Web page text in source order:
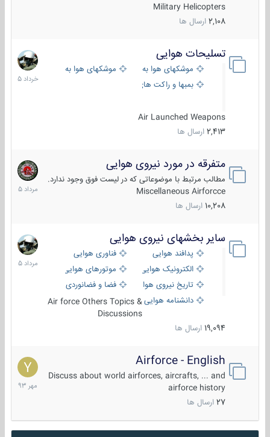
Military Helicopters
2,108 ارسال ها
تسلیحات هوایی
موشکهای هوا به هوا
موشکهای هوا به سطح
بمبها و راکت های هوایی
Air Launched Weapons
2,413 ارسال ها
30
خرداد
1405
متفرقه در مورد نیروی هوایی
مطالب مرتبط با موضوعاتی که در لیست فوق وجود ندارد.
Miscellaneous Airforcce
10,208 ارسال ها
7
مرداد
1405
سایر بخشهای نیروی هوایی
پدافند هوایی
فناوری هوایی
الکترونیک هوایی
موتورهای هوایی
تاریخ نیروی هوایی
فضا و فضانوردی
دانشنامه هواییAir force Others Topics &
Discussions
19,094 ارسال ها
2
مرداد
1405
Airforce - English
Discuss about world airforces, aircrafts, ... and
airforce history
27 ارسال ها
15
مهر
1393